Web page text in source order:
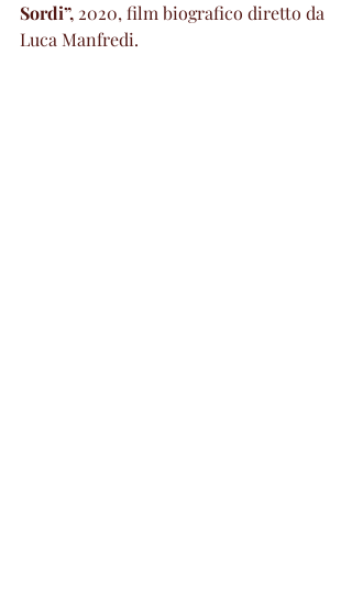
Sordi”, 2020, film biografico diretto da
Luca Manfredi.